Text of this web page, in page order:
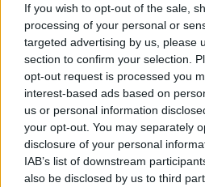
If you wish to opt-out of the sale,
processing of your personal or
targeted advertising by us, please
section to confirm your selection.
opt-out request is processed you
interest-based ads based on
us or personal information
your opt-out. You may separately
disclosure of your personal
IAB’s list of downstream
also be disclosed by us to third
Η 24χρονη αριστούχος της
διάβασε τον Ιπποκρατικό
«άριστο γιατρό»
10.08.2026, 08:09